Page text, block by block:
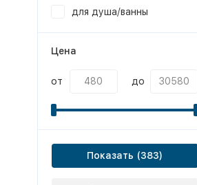
для душа/ванны
Цена
от до
Показать